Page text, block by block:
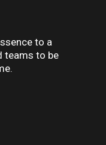
to a
teams to be